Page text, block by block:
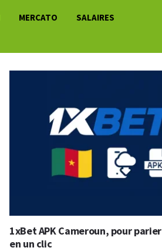
MERCATO
SALAIRES
1xBet APK Cameroun, pour parier
en un clic